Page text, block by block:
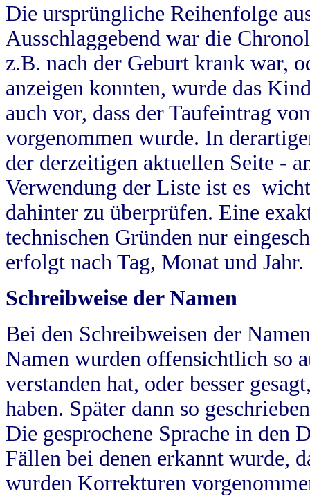
Die ursprüngliche Reihenfolge
Ausschlaggebend war die
z.B. nach der Geburt krank war,
anzeigen konnten, wurde das
auch vor, dass der Taufeintrag
vorgenommen wurde. In
der derzeitigen aktuellen Seite -
Verwendung der Liste ist es
dahinter zu überprüfen. Eine
technischen Gründen nur
erfolgt nach Tag, Monat und Jahr.
Schreibweise der Namen
Bei den Schreibweisen der
Namen wurden offensichtlich so
verstanden hat, oder besser
haben. Später dann so
Die gesprochene Sprache in
Fällen bei denen erkannt wurde,
wurden Korrekturen